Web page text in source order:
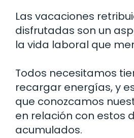
Las vacaciones
disfrutadas son un
la vida laboral que
Todos necesitamos
recargar energías, y
que conozcamos
en relación con estos
acumulados.